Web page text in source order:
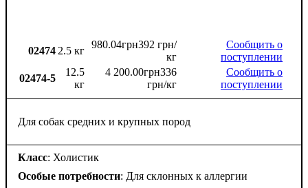
02474 2.5 кг
980.04грн392 грн/
кг
Сообщить о
поступлении
02474-5
12.5
кг
4 200.00грн336
грн/кг
Сообщить о
поступлении
Для собак средних и крупных пород
Класс: Холистик
Особые потребности: Для склонных к аллергии